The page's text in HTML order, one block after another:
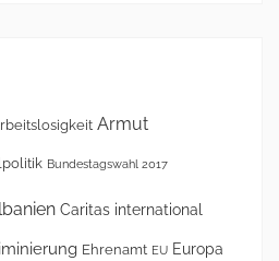
Armut
Bundestagswahl 2017
Caritas international
Ehrenamt EU Europa